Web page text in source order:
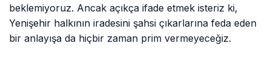
beklemiyoruz. Ancak açıkça ifade etmek isteriz ki,
Yenişehir halkının iradesini şahsi çıkarlarına feda eden
bir anlayışa da hiçbir zaman prim vermeyeceğiz.